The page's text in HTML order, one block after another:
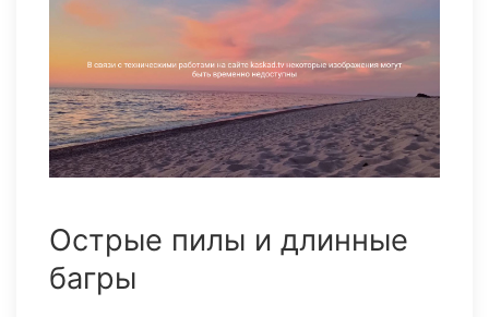
Острые пилы и длинные
багры